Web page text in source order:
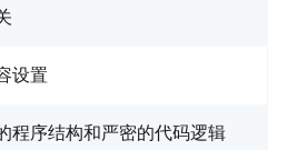
设置
程序结构和严密的代码逻辑